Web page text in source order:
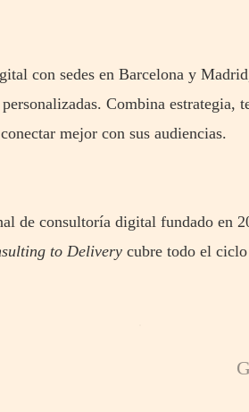
con sedes en Barcelona y
Combina estrategia,
mejor con sus audiencias.
de consultoría digital fundado en
to Delivery cubre todo el